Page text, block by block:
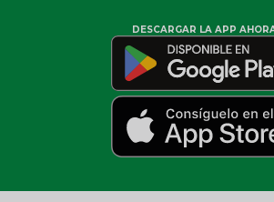
DESCARGAR LA APP